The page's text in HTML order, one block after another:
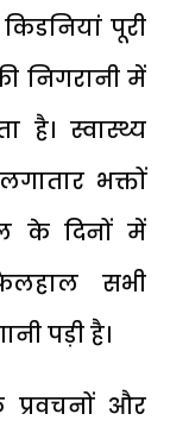
पूरी
निगरानी में
है। स्वास्थ्य
भक्तों
के दिनों में
सभी
पड़ी है।
प्रवचनों और